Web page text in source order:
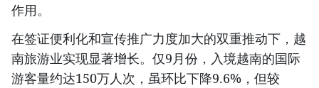
作用。
在签证便利化和宣传推广力度加大的双重推动下，越
南旅游业实现显著增长。仅9月份，入境越南的国际
游客量约达150万人次，虽环比下降9.6%，但较